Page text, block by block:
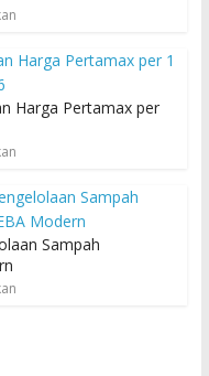
Harga Pertamax per
Sampah